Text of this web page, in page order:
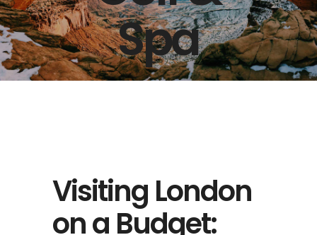
Spa
Visiting London
on a Budget: